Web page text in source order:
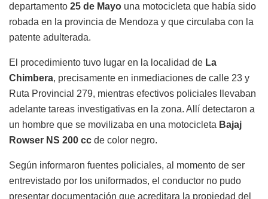
departamento 25 de Mayo una motocicleta que había sido
robada en la provincia de Mendoza y que circulaba con la
patente adulterada.
El procedimiento tuvo lugar en la localidad de La
Chimbera, precisamente en inmediaciones de calle 23 y
Ruta Provincial 279, mientras efectivos policiales llevaban
adelante tareas investigativas en la zona. Allí detectaron a
un hombre que se movilizaba en una motocicleta Bajaj
Rowser NS 200 cc de color negro.
Según informaron fuentes policiales, al momento de ser
entrevistado por los uniformados, el conductor no pudo
presentar documentación que acreditara la propiedad del